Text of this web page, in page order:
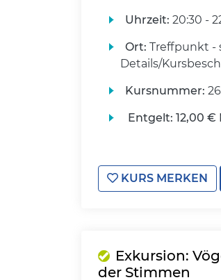
Uhrzeit: 20:30 -
Ort: Treffpunkt -
Details/
Kursnummer:
Entgelt: 12,00 €
KURS MERKEN
Exkursion:
der Stimmen